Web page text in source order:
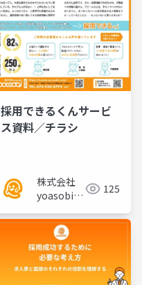
採用できるくんサービ
ス資料／チラシ
株式会社
yoasobi／
様
125